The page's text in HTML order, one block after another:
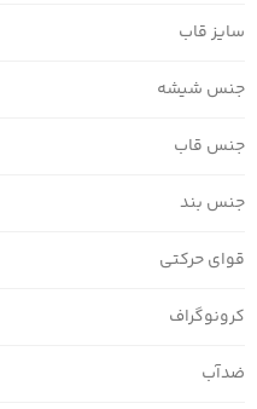
سایز قاب
جنس شیشه
جنس قاب
جنس بند
قوای حرکتی
کرونوگراف
ضدآب